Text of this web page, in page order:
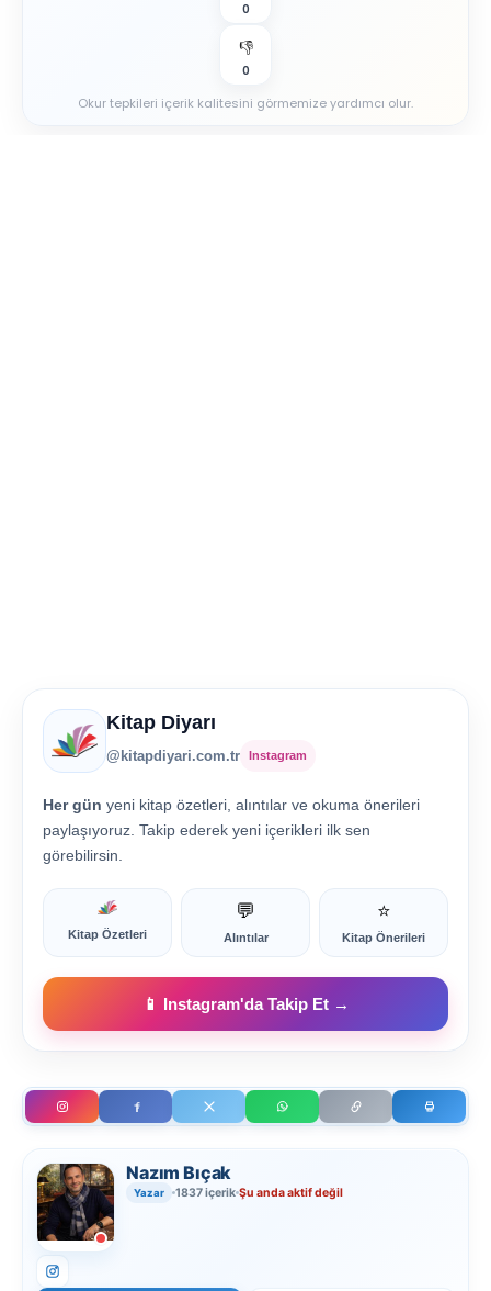
0
👎
0
Okur tepkileri içerik kalitesini görmemize yardımcı olur.
Kitap Diyarı
@kitapdiyari.com.tr Instagram
Her gün yeni kitap özetleri, alıntılar ve okuma önerileri
paylaşıyoruz. Takip ederek yeni içerikleri ilk sen
görebilirsin.
Kitap Özetleri
💬
Alıntılar
⭐
Kitap Önerileri
📱 Instagram'da Takip Et →
Nazım Bıçak
Yazar 1837 içerik Şu anda aktif değil